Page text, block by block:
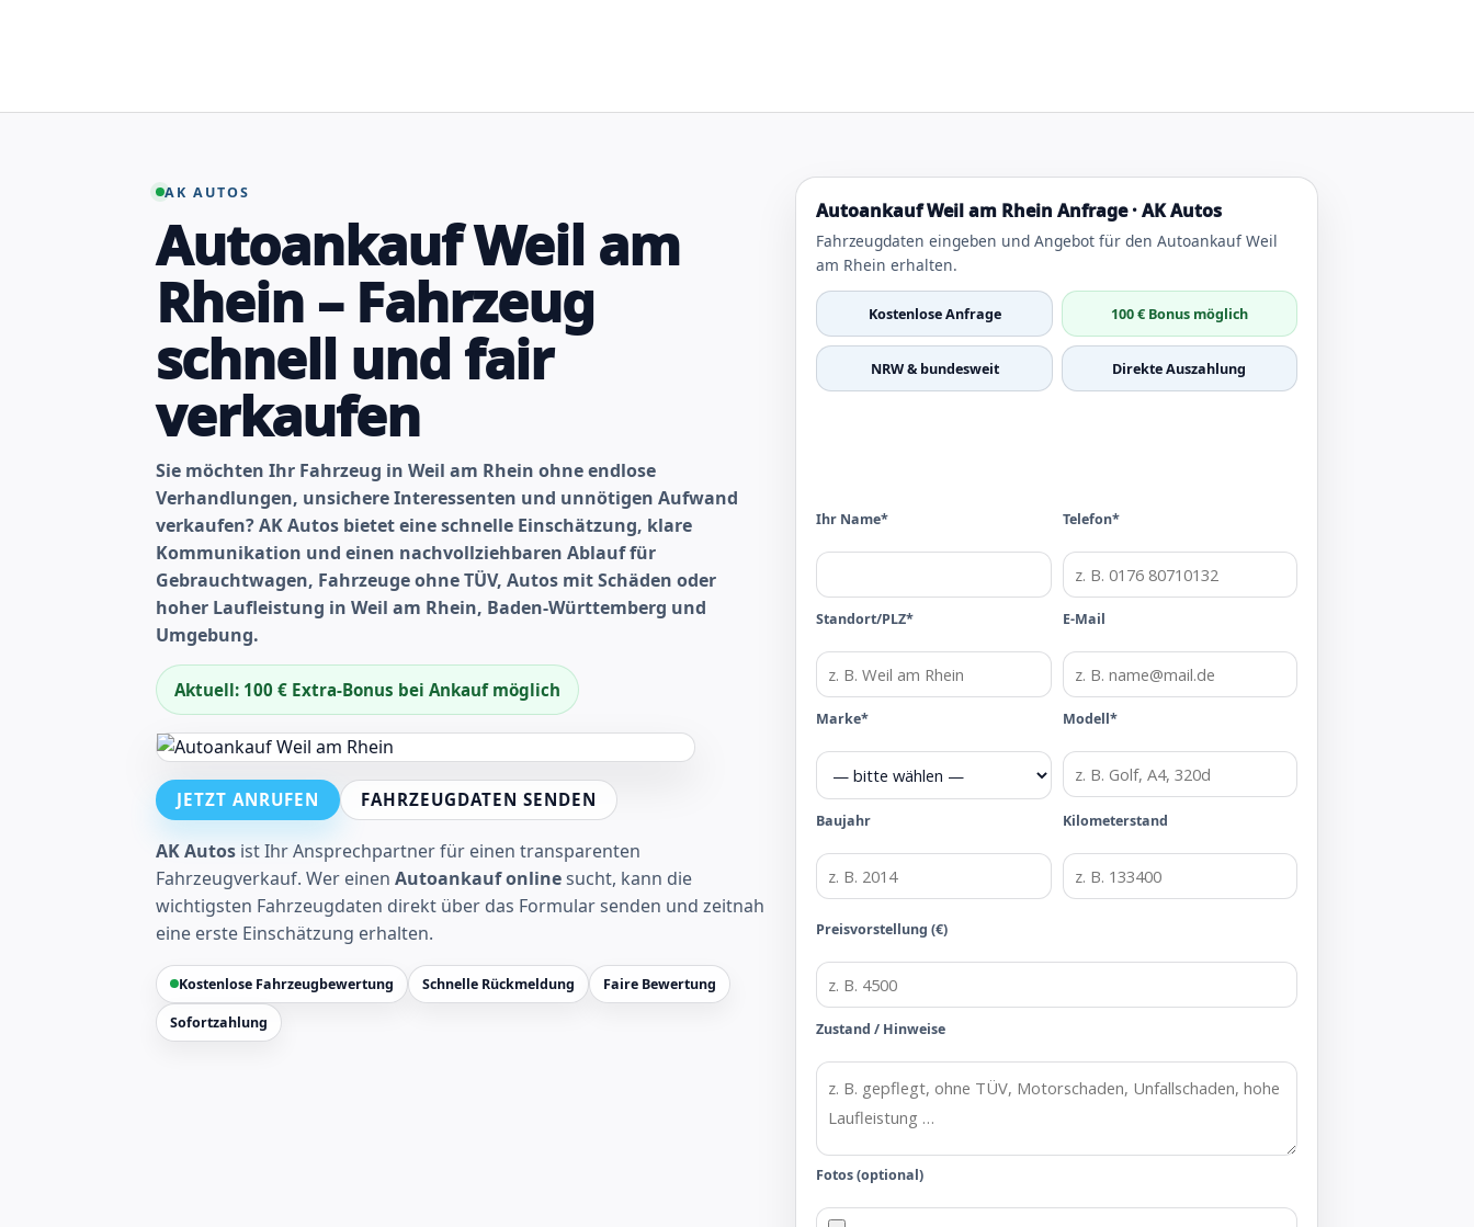
AK AUTOS
Autoankauf Weil am
Rhein – Fahrzeug
schnell und fair
verkaufen
Sie möchten Ihr Fahrzeug in Weil am Rhein ohne endlose
Verhandlungen, unsichere Interessenten und unnötigen Aufwand
verkaufen? AK Autos bietet eine schnelle Einschätzung, klare
Kommunikation und einen nachvollziehbaren Ablauf für
Gebrauchtwagen, Fahrzeuge ohne TÜV, Autos mit Schäden oder
hoher Laufleistung in Weil am Rhein, Baden-Württemberg und
Umgebung.
Aktuell: 100 € Extra-Bonus bei Ankauf möglich
JETZT ANRUFEN FAHRZEUGDATEN SENDEN
AK Autos ist Ihr Ansprechpartner für einen transparenten
Fahrzeugverkauf. Wer einen Autoankauf onlinesucht, kann die
wichtigsten Fahrzeugdaten direkt über das Formular senden und zeitnah
eine erste Einschätzung erhalten.
Kostenlose Fahrzeugbewertung Schnelle Rückmeldung Faire Bewertung
Sofortzahlung
Autoankauf Weil am Rhein Anfrage · AK Autos
Fahrzeugdaten eingeben und Angebot für den Autoankauf Weil
am Rhein erhalten.
Kostenlose Anfrage 100 € Bonus möglich
NRW & bundesweit Direkte Auszahlung
Ihr Name* Telefon*
Standort/PLZ* E-Mail
Marke* Modell*
Baujahr Kilometerstand
Preisvorstellung (€)
Zustand / Hinweise
Fotos (optional)